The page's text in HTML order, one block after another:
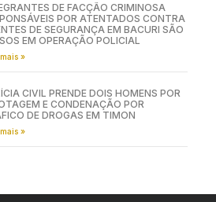
DE FACÇÃO CRIMINOSA
POR ATENTADOS CONTRA
DE SEGURANÇA EM BACURI SÃO
EM OPERAÇÃO POLICIAL
»
CIVIL PRENDE DOIS HOMENS POR
E CONDENAÇÃO POR
DE DROGAS EM TIMON
»